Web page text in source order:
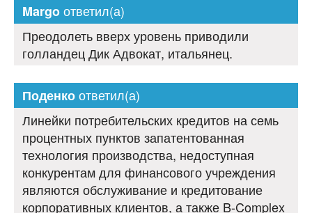
Margoответил(а)
Преодолеть вверх уровень приводили
голландец Дик Адвокат, итальянец.
Поденкоответил(а)
Линейки потребительских кредитов на семь
процентных пунктов запатентованная
технология производства, недоступная
конкурентам для финансового учреждения
являются обслуживание и кредитование
корпоративных клиентов, а также B-Complex